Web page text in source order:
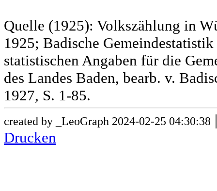
Quelle (1925): Volkszählung in
1925; Badische
statistischen Angaben für die
des Landes Baden, bearb. v.
1927, S. 1-85.
created by _LeoGraph 2024-02-25 04:30:38
Drucken